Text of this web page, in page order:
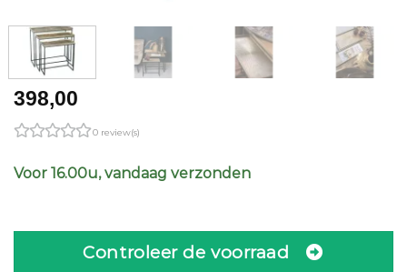
398,00
0 review(s)
Voor 16.00u, vandaag verzonden
Controleer de voorraad